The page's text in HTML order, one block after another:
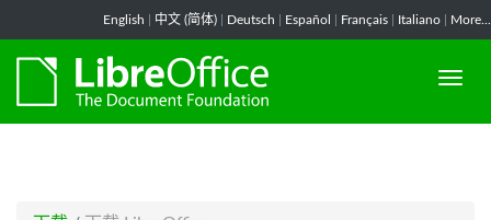
English 中文 (简体) Deutsch Español Français Italiano More...